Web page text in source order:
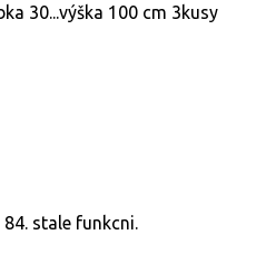
30...výška 100 cm 3kusy
stale funkcni.